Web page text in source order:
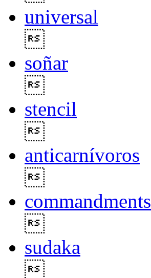
universal
soñar
stencil
anticarnívoros
commandments
sudaka